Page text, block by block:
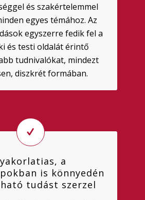
és szakértelemmel
egyes témához. Az
egyszerre fedik fel a
és testi oldalát érintő
tudnivalókat, mindezt
diszkrét formában.
a
is könnyedén
tudást szerzel